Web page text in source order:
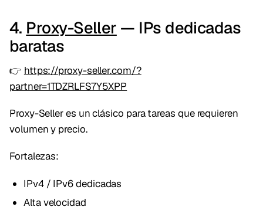
4. Proxy-Seller — IPs dedicadas
baratas
👉 https://proxy-seller.com/?
partner=1TDZRLFS7Y5XPP
Proxy-Seller es un clásico para tareas que requieren
volumen y precio.
Fortalezas:
IPv4 / IPv6 dedicadas
Alta velocidad